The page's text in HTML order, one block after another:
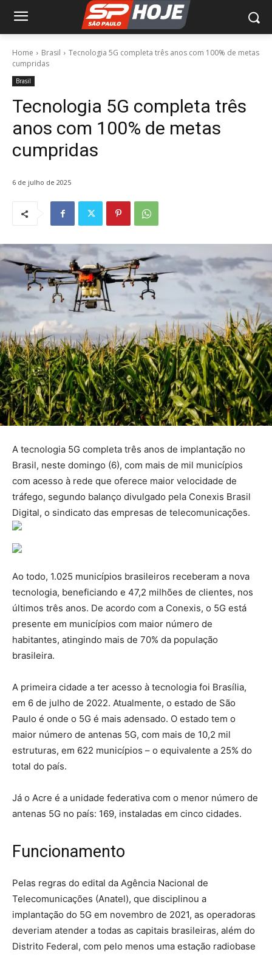
Home Brasil
Tecnologia 5G completa três anos com 100% de metas
cumpridas
Brasil
Tecnologia 5G completa três
anos com 100% de metas
cumpridas
6 de julho de 2025
A tecnologia 5G completa três anos de implantação no
Brasil, neste domingo (6), com mais de mil municípios
com acesso à rede que oferece maior velocidade de
tráfego, segundo balanço divulgado pela Conexis Brasil
Digital, o sindicato das empresas de telecomunicações.
Ao todo, 1.025 municípios brasileiros receberam a nova
tecnologia, beneficiando e 47,2 milhões de clientes, nos
últimos três anos. De acordo com a Conexis, o 5G está
presente em municípios com maior número de
habitantes, atingindo mais de 70% da população
brasileira.
A primeira cidade a ter acesso à tecnologia foi Brasília,
em 6 de julho de 2022. Atualmente, o estado de São
Paulo é onde o 5G é mais adensado. O estado tem o
maior número de antenas 5G, com mais de 10,2 mil
estruturas, em 622 municípios – o equivalente a 25% do
total do país.
Já o Acre é a unidade federativa com o menor número de
antenas 5G no país: 169, instaladas em cinco cidades.
Funcionamento
Pelas regras do edital da Agência Nacional de
Telecomunicações (Anatel), que disciplinou a
implantação do 5G em novembro de 2021, as operadoras
deveriam atender a todas as capitais brasileiras, além do
Distrito Federal, com pelo menos uma estação radiobase